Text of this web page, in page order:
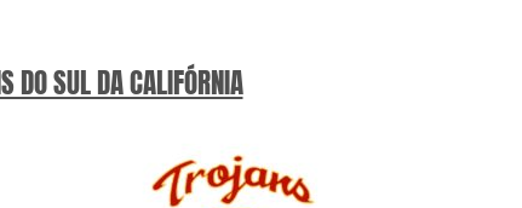
DO SUL DA CALIFÓRNIA